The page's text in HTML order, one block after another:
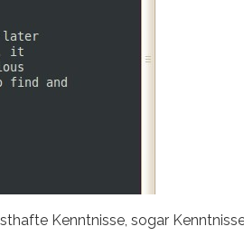
Kenntnisse, sogar